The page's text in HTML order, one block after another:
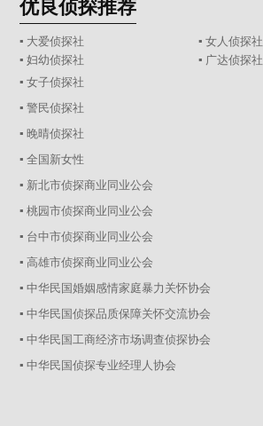
优良侦探推荐
▪ 大爱侦探社
▪ 女人侦探社
▪ 妇幼侦探社
▪ 广达侦探社
▪ 女子侦探社
▪ 警民侦探社
▪ 晚晴侦探社
▪ 全国新女性
▪ 新北市侦探商业同业公会
▪ 桃园市侦探商业同业公会
▪ 台中市侦探商业同业公会
▪ 高雄市侦探商业同业公会
▪ 中华民国婚姻感情家庭暴力关怀协会
▪ 中华民国侦探品质保障关怀交流协会
▪ 中华民国工商经济市场调查侦探协会
▪ 中华民国侦探专业经理人协会